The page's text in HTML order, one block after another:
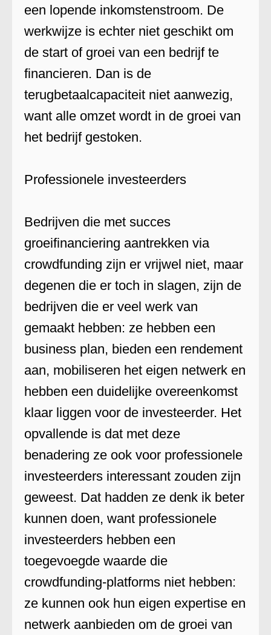
een lopende inkomstenstroom. De
werkwijze is echter niet geschikt om
de start of groei van een bedrijf te
financieren. Dan is de
terugbetaalcapaciteit niet aanwezig,
want alle omzet wordt in de groei van
het bedrijf gestoken.
Professionele investeerders
Bedrijven die met succes
groeifinanciering aantrekken via
crowdfunding zijn er vrijwel niet, maar
degenen die er toch in slagen, zijn de
bedrijven die er veel werk van
gemaakt hebben: ze hebben een
business plan, bieden een rendement
aan, mobiliseren het eigen netwerk en
hebben een duidelijke overeenkomst
klaar liggen voor de investeerder. Het
opvallende is dat met deze
benadering ze ook voor professionele
investeerders interessant zouden zijn
geweest. Dat hadden ze denk ik beter
kunnen doen, want professionele
investeerders hebben een
toegevoegde waarde die
crowdfunding-platforms niet hebben:
ze kunnen ook hun eigen expertise en
netwerk aanbieden om de groei van